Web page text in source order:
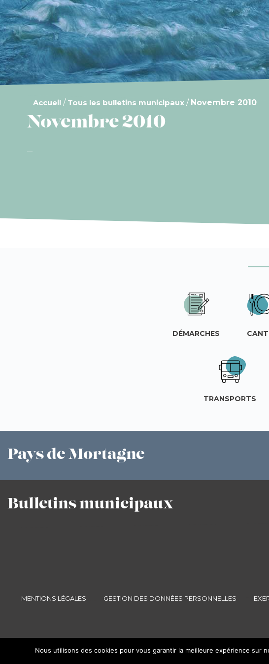
Accueil / Tous les bulletins municipaux / Novembre 2010
Novembre 2010
DÉMARCHES
TRANSPORTS
Pays de Mortagne
Bulletinsmunicipaux
MENTIONS LÉGALES GESTION DES DONNÉES PERSONNELLES
Nous utilisons des cookies pour vous garantir la meilleure expérience